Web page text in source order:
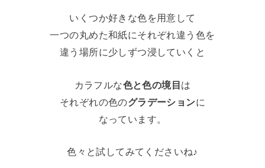
いくつか好きな色を用意して
一つの丸めた和紙にそれぞれ違う色を
違う場所に少しずつ浸していくと
カラフルな色と色の境目 は
それぞれの色のグラデーションに
なっています。
色々と試してみてくださいね♪